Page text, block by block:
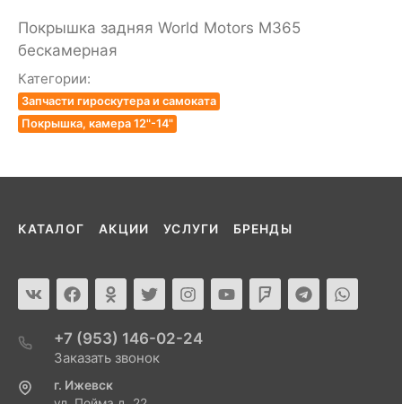
Покрышка задняя World Motors M365
бескамерная
Категории:
Запчасти гироскутера и самоката
Покрышка, камера 12"-14"
КАТАЛОГ АКЦИИ УСЛУГИ БРЕНДЫ
+7 (953) 146-02-24
Заказать звонок
г. Ижевск